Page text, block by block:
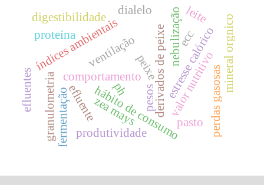
peixederivados de peixe
hábito de consumo
comportamento estresse calórico
índices ambientais nebulização
ventilação
digestibilidade
efluente
fermentação ph
proteína
zea mays
granulometria valor nutritivo
efluentes perdas gasosas
pesos
produtividade
mineral orgnico
pasto
leite
ecc
dialelo